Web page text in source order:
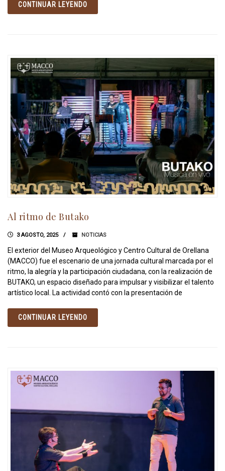
CONTINUAR LEYENDO
Al ritmo de Butako
3 AGOSTO, 2025 NOTICIAS
El exterior del Museo Arqueológico y Centro Cultural de Orellana
(MACCO) fue el escenario de una jornada cultural marcada por el
ritmo, la alegría y la participación ciudadana, con la realización de
BUTAKO, un espacio diseñado para impulsar y visibilizar el talento
artístico local. La actividad contó con la presentación de
CONTINUAR LEYENDO